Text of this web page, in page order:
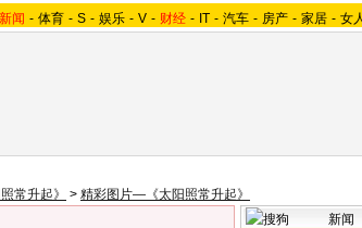
新闻 - 体育 - S - 娱乐 - V - 财经 - IT - 汽车 - 房产 - 家居 - 女
常升起》 > 精彩图片—《太阳照常升起》
新闻